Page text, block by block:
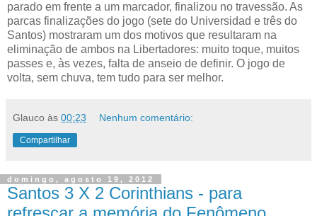
parado em frente a um marcador, finalizou no travessão. As
parcas finalizações do jogo (sete do Universidad e três do
Santos) mostraram um dos motivos que resultaram na
eliminação de ambos na Libertadores: muito toque, muitos
passes e, às vezes, falta de anseio de definir. O jogo de
volta, sem chuva, tem tudo para ser melhor.
Glauco às 00:23 Nenhum comentário:
Compartilhar
domingo, agosto 19, 2012
Santos 3 X 2 Corinthians - para